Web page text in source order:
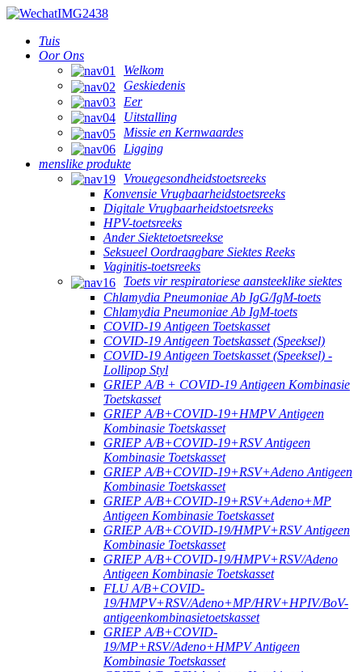
Tuis
Oor Ons
Welkom
Geskiedenis
Eer
Uitstalling
Missie en Kernwaardes
Ligging
menslike produkte
Vrouegesondheidstoetsreeks
Konvensie Vrugbaarheidstoetsreeks
Digitale Vrugbaarheidstoetsreeks
HPV-toetsreeks
Ander Siektetoetsreekse
Seksueel Oordraagbare Siektes Reeks
Vaginitis-toetsreeks
Toets vir respiratoriese aansteeklike siektes
Chlamydia Pneumoniae Ab IgG/IgM-toets
Chlamydia Pneumoniae Ab IgM-toets
COVID-19 Antigeen Toetskasset
COVID-19 Antigeen Toetskasset (Speeksel)
COVID-19 Antigeen Toetskasset (Speeksel) -
Lollipop Styl
GRIEP A/B + COVID-19 Antigeen Kombinasie
Toetskasset
GRIEP A/B+COVID-19+HMPV Antigeen
Kombinasie Toetskasset
GRIEP A/B+COVID-19+RSV Antigeen
Kombinasie Toetskasset
GRIEP A/B+COVID-19+RSV+Adeno Antigeen
Kombinasie Toetskasset
GRIEP A/B+COVID-19+RSV+Adeno+MP
Antigeen Kombinasie Toetskasset
GRIEP A/B+COVID-19/HMPV+RSV Antigeen
Kombinasie Toetskasset
GRIEP A/B+COVID-19/HMPV+RSV/Adeno
Antigeen Kombinasie Toetskasset
FLU A/B+COVID-
19/HMPV+RSV/Adeno+MP/HRV+HPIV/BoV-
antigeenkombinasietoetskasset
GRIEP A/B+COVID-
19/MP+RSV/Adeno+HMPV Antigeen
Kombinasie Toetskasset